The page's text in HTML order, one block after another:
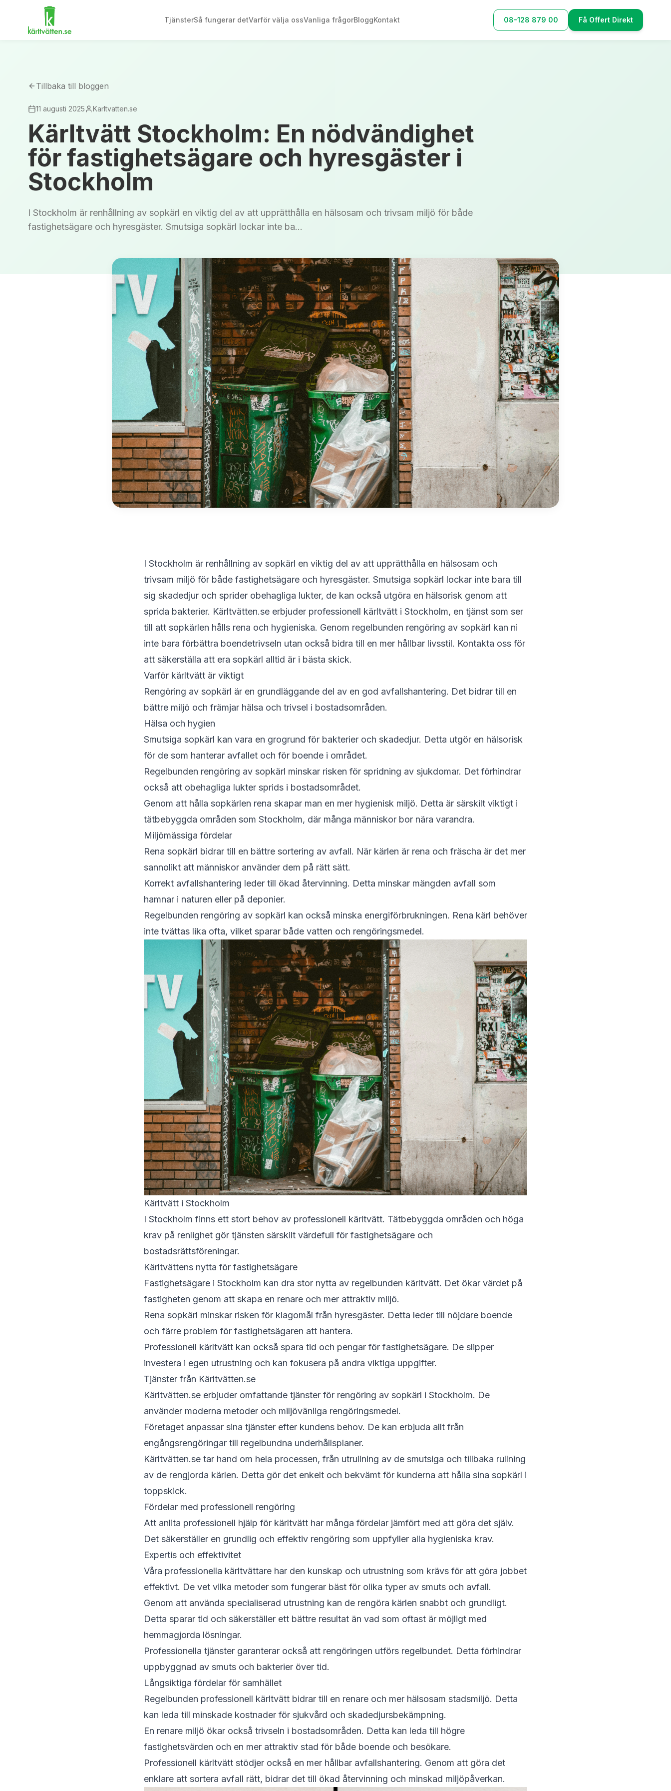
TjänsterSå fungerar detVarför välja ossVanliga frågorBloggKontakt 08-128 879 00 Få Offert Direkt
Tillbaka till bloggen
11 augusti 2025 Karltvatten.se
Kärltvätt Stockholm: En nödvändighet
för fastighetsägare och hyresgäster i
Stockholm
I Stockholm är renhållning av sopkärl en viktig del av att upprätthålla en hälsosam och trivsam miljö för både
fastighetsägare och hyresgäster. Smutsiga sopkärl lockar inte ba...
I Stockholm är renhållning av sopkärl en viktig del av att upprätthålla en hälsosam och
trivsam miljö för både fastighetsägare och hyresgäster. Smutsiga sopkärl lockar inte bara till
sig skadedjur och sprider obehagliga lukter, de kan också utgöra en hälsorisk genom att
sprida bakterier. Kärltvätten.se erbjuder professionell kärltvätt i Stockholm, en tjänst som ser
till att sopkärlen hålls rena och hygieniska. Genom regelbunden rengöring av sopkärl kan ni
inte bara förbättra boendetrivseln utan också bidra till en mer hållbar livsstil. Kontakta oss för
att säkerställa att era sopkärl alltid är i bästa skick.
Varför kärltvätt är viktigt
Rengöring av sopkärl är en grundläggande del av en god avfallshantering. Det bidrar till en
bättre miljö och främjar hälsa och trivsel i bostadsområden.
Hälsa och hygien
Smutsiga sopkärl kan vara en grogrund för bakterier och skadedjur. Detta utgör en hälsorisk
för de som hanterar avfallet och för boende i området.
Regelbunden rengöring av sopkärl minskar risken för spridning av sjukdomar. Det förhindrar
också att obehagliga lukter sprids i bostadsområdet.
Genom att hålla sopkärlen rena skapar man en mer hygienisk miljö. Detta är särskilt viktigt i
tätbebyggda områden som Stockholm, där många människor bor nära varandra.
Miljömässiga fördelar
Rena sopkärl bidrar till en bättre sortering av avfall. När kärlen är rena och fräscha är det mer
sannolikt att människor använder dem på rätt sätt.
Korrekt avfallshantering leder till ökad återvinning. Detta minskar mängden avfall som
hamnar i naturen eller på deponier.
Regelbunden rengöring av sopkärl kan också minska energiförbrukningen. Rena kärl behöver
inte tvättas lika ofta, vilket sparar både vatten och rengöringsmedel.
Kärltvätt i Stockholm
I Stockholm finns ett stort behov av professionell kärltvätt. Tätbebyggda områden och höga
krav på renlighet gör tjänsten särskilt värdefull för fastighetsägare och
bostadsrättsföreningar.
Kärltvättens nytta för fastighetsägare
Fastighetsägare i Stockholm kan dra stor nytta av regelbunden kärltvätt. Det ökar värdet på
fastigheten genom att skapa en renare och mer attraktiv miljö.
Rena sopkärl minskar risken för klagomål från hyresgäster. Detta leder till nöjdare boende
och färre problem för fastighetsägaren att hantera.
Professionell kärltvätt kan också spara tid och pengar för fastighetsägare. De slipper
investera i egen utrustning och kan fokusera på andra viktiga uppgifter.
Tjänster från Kärltvätten.se
Kärltvätten.se erbjuder omfattande tjänster för rengöring av sopkärl i Stockholm. De
använder moderna metoder och miljövänliga rengöringsmedel.
Företaget anpassar sina tjänster efter kundens behov. De kan erbjuda allt från
engångsrengöringar till regelbundna underhållsplaner.
Kärltvätten.se tar hand om hela processen, från utrullning av de smutsiga och tillbaka rullning
av de rengjorda kärlen. Detta gör det enkelt och bekvämt för kunderna att hålla sina sopkärl i
toppskick.
Fördelar med professionell rengöring
Att anlita professionell hjälp för kärltvätt har många fördelar jämfört med att göra det själv.
Det säkerställer en grundlig och effektiv rengöring som uppfyller alla hygieniska krav.
Expertis och effektivitet
Våra professionella kärltvättare har den kunskap och utrustning som krävs för att göra jobbet
effektivt. De vet vilka metoder som fungerar bäst för olika typer av smuts och avfall.
Genom att använda specialiserad utrustning kan de rengöra kärlen snabbt och grundligt.
Detta sparar tid och säkerställer ett bättre resultat än vad som oftast är möjligt med
hemmagjorda lösningar.
Professionella tjänster garanterar också att rengöringen utförs regelbundet. Detta förhindrar
uppbyggnad av smuts och bakterier över tid.
Långsiktiga fördelar för samhället
Regelbunden professionell kärltvätt bidrar till en renare och mer hälsosam stadsmiljö. Detta
kan leda till minskade kostnader för sjukvård och skadedjursbekämpning.
En renare miljö ökar också trivseln i bostadsområden. Detta kan leda till högre
fastighetsvärden och en mer attraktiv stad för både boende och besökare.
Professionell kärltvätt stödjer också en mer hållbar avfallshantering. Genom att göra det
enklare att sortera avfall rätt, bidrar det till ökad återvinning och minskad miljöpåverkan.